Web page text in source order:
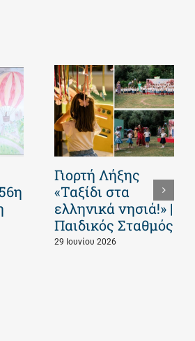
Γιορτή Λήξης
«Ταξίδι στα
ελληνικά νησιά!» |
Παιδικός Σταθμός
29 Ιουνίου 2026